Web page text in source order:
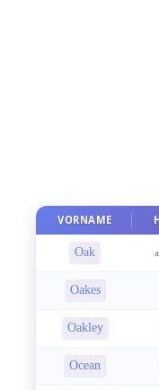
VORNAME
Oak
Oakes
Oakley
Ocean